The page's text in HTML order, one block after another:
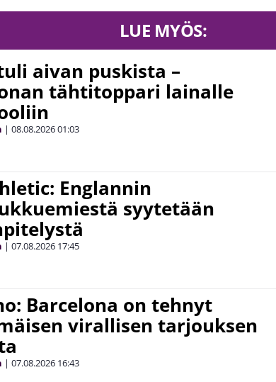
LUE MYÖS:
aivan puskista –
tähtitoppari lainalle
| 08.08.202601:03
Englannin
syytetään
| 07.08.2026 17:45
Barcelona on tehnyt
virallisen tarjouksen
| 07.08.2026 16:43